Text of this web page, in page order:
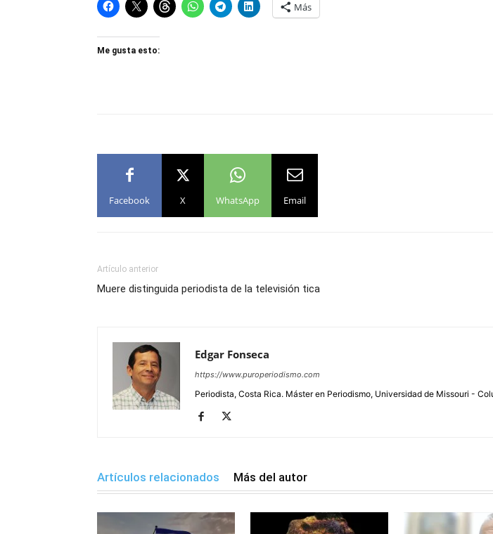
Más
Me gusta esto:
Facebook X WhatsApp Email
Artículo anterior
Muere distinguida periodista de la televisión tica
Edgar Fonseca
https://www.puroperiodismo.com
Periodista, Costa Rica. Máster en Periodismo, Universidad de Missouri -
Artículos relacionados Más del autor